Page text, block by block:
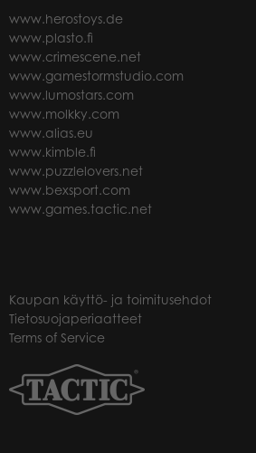
www.herostoys.de
www.plasto.fi
www.crimescene.net
www.gamestormstudio.com
www.lumostars.com
www.molkky.com
www.alias.eu
www.kimble.fi
www.puzzlelovers.net
www.bexsport.com
www.games.tactic.net
Kaupan käyttö- ja toimitusehdot
Tietosuojaperiaatteet
Terms of Service